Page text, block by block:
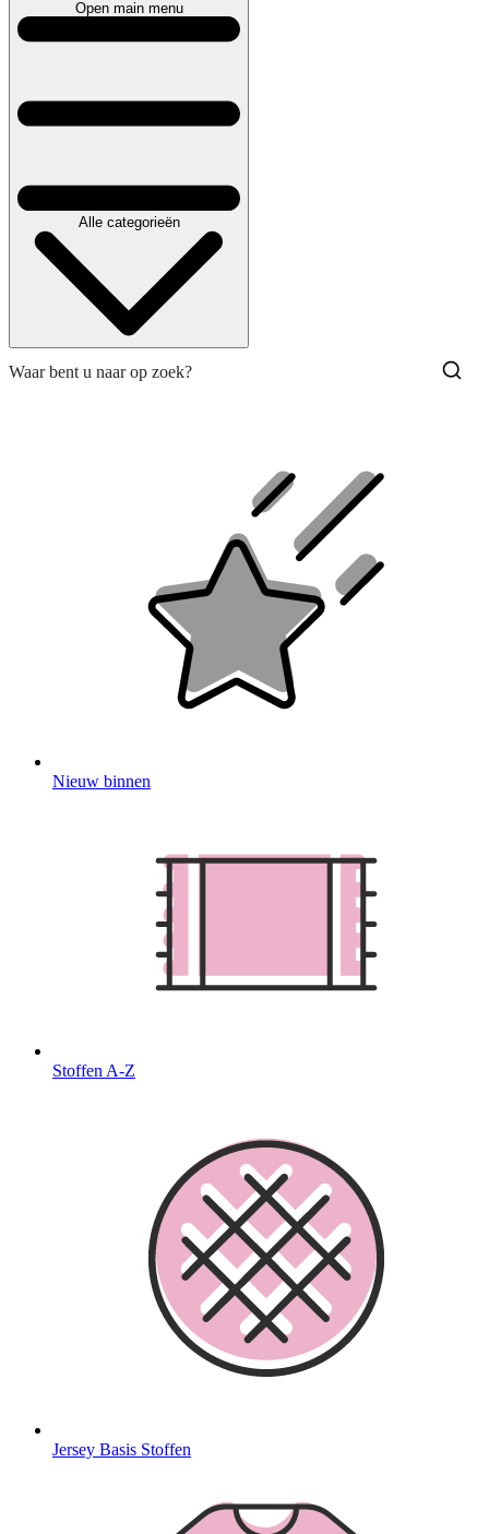
Open main menu
Alle categorieën
Nieuw binnen
Stoffen A-Z
Jersey Basis Stoffen